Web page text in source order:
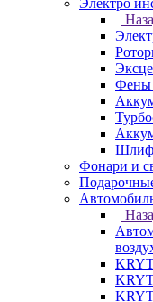
Электро
Фены
Фонари и